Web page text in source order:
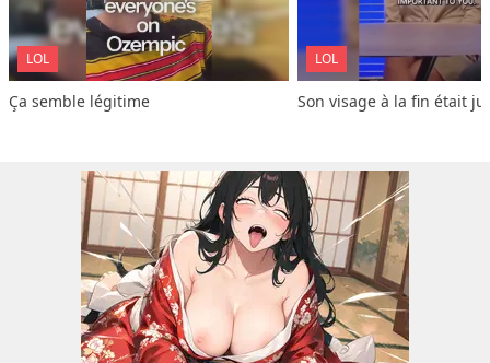
LOL
Ça semble légitime
LOL
Son visage à la fin était